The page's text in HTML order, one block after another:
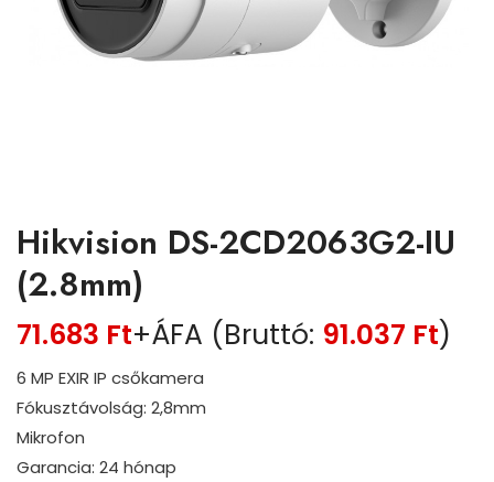
Hikvision DS-2CD2063G2-IU
(2.8mm)
71.683 Ft+ÁFA (Bruttó: 91.037 Ft)
6 MP EXIR IP csőkamera
Fókusztávolság: 2,8mm
Mikrofon
Garancia: 24 hónap